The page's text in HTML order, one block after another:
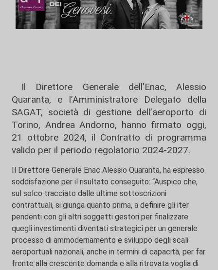
Il Direttore Generale dell’Enac, Alessio
Quaranta, e l’Amministratore Delegato della
SAGAT, società di gestione dell’aeroporto di
Torino, Andrea Andorno, hanno firmato oggi,
21 ottobre 2024, il Contratto di programma
valido per il periodo regolatorio 2024-2027.
Il Direttore Generale Enac Alessio Quaranta, ha espresso
soddisfazione per il risultato conseguito: “Auspico che,
sul solco tracciato dalle ultime sottoscrizioni
contrattuali, si giunga quanto prima, a definire gli iter
pendenti con gli altri soggetti gestori per finalizzare
quegli investimenti diventati strategici per un generale
processo di ammodernamento e sviluppo degli scali
aeroportuali nazionali, anche in termini di capacità, per far
fronte alla crescente domanda e alla ritrovata voglia di